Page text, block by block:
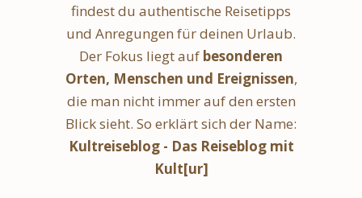
findest du authentische Reisetipps
und Anregungen für deinen Urlaub.
Der Fokus liegt auf besonderen
Orten, Menschen und Ereignissen,
die man nicht immer auf den ersten
Blick sieht. So erklärt sich der Name:
Kultreiseblog - Das Reiseblog mit
Kult[ur]